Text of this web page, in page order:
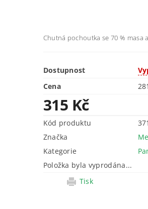
Chutná pochoutka se 70 % masa
Dostupnost
Cena
315 Kč
Kód produktu
Značka
Kategorie
Položka byla vyprodána...
Tisk